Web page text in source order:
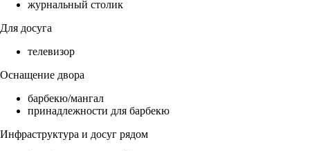
журнальный столик
Для досуга
телевизор
Оснащение двора
барбекю/мангал
принадлежности для барбекю
Инфраструктура и досуг рядом